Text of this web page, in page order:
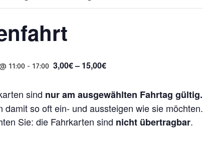
11:00 - 17:00 3,00€ – 15,00€
sind nur am ausgewählten Fahrtag gültig.
damit so oft ein- und aussteigen wie sie möchten.
Sie: die Fahrkarten sind nicht übertragbar.